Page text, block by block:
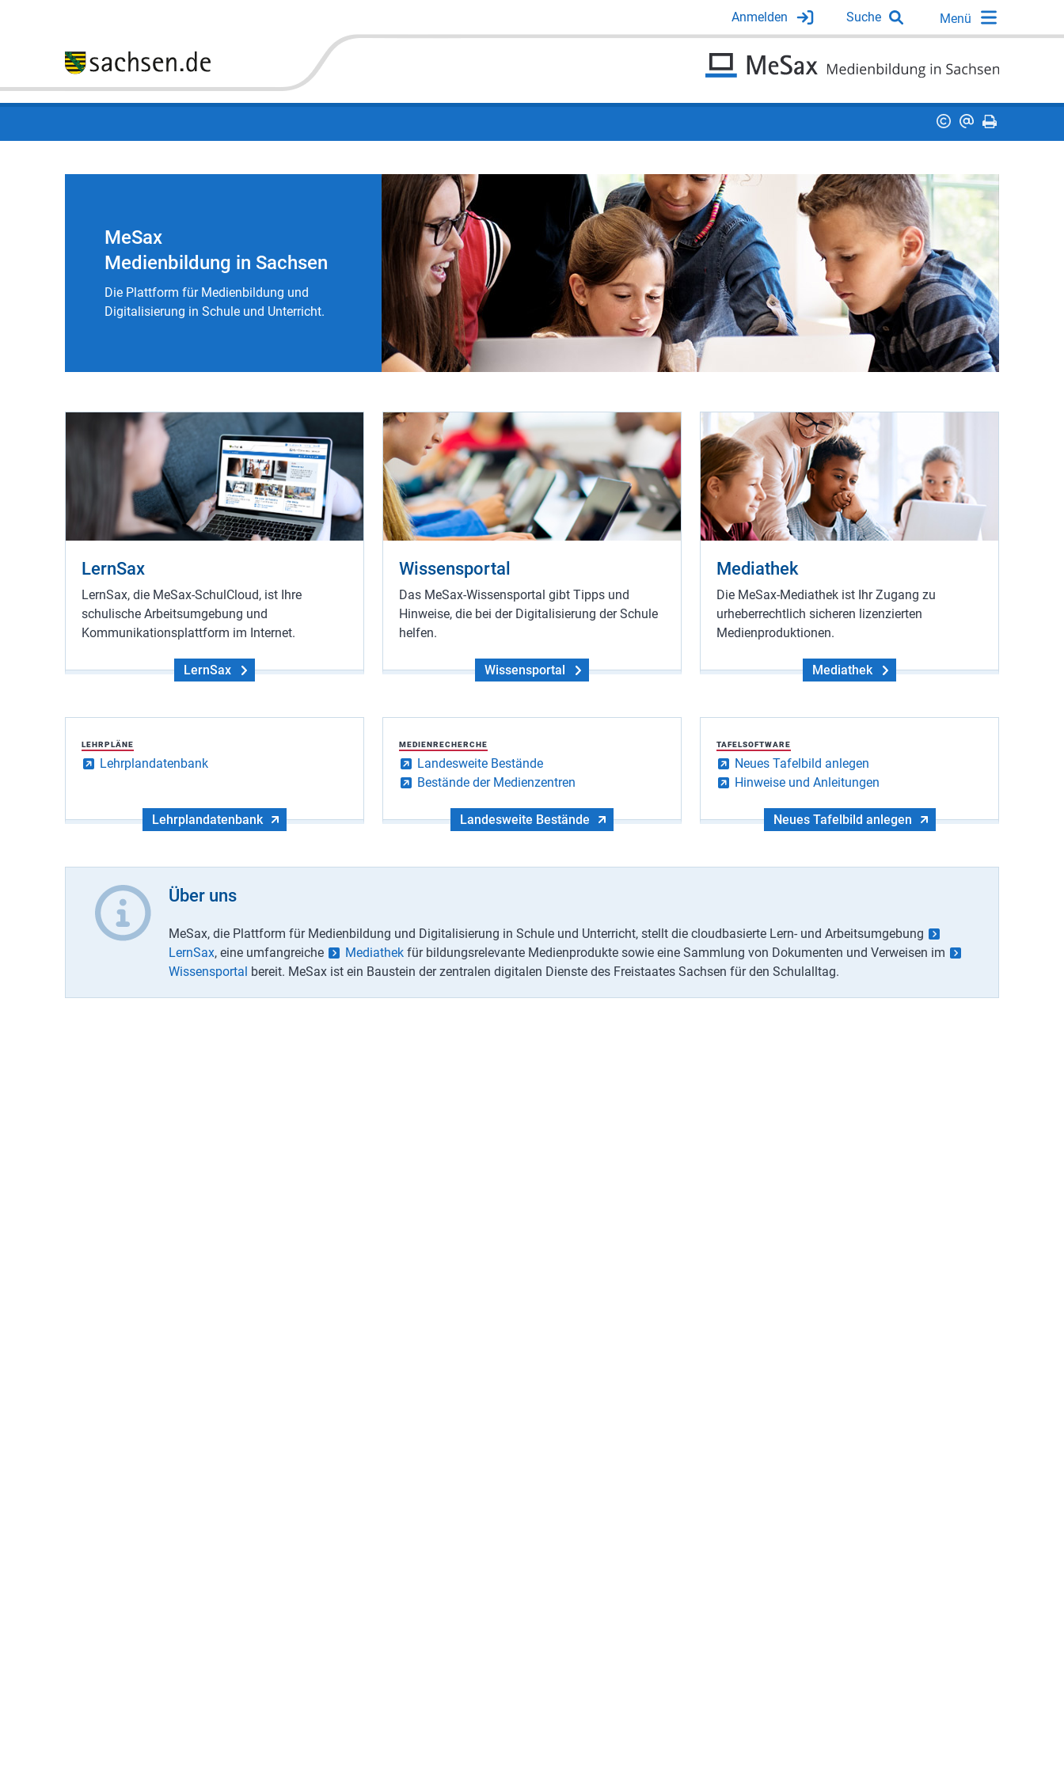
Anmelden Suche
MeSax
Medienbildung in Sachsen
Die Plattform für Medienbildung und
Digitalisierung in Schule und Unterricht.
LernSax
LernSax, die MeSax-SchulCloud, ist Ihre
schulische Arbeitsumgebung und
Kommunikationsplattform im Internet.
LernSax
Wissensportal
Das MeSax-Wissensportal gibt Tipps und
Hinweise, die bei der Digitalisierung der Schule
helfen.
Wissensportal
Mediathek
Die MeSax-Mediathek ist Ihr Zugang zu
urheberrechtlich sicheren lizenzierten
Medienproduktionen.
Mediathek
LEHRPLÄNE
Lehrplandatenbank
Lehrplandatenbank
MEDIENRECHERCHE
Landesweite Bestände
Bestände der Medienzentren
Landesweite Bestände
TAFELSOFTWARE
Neues Tafelbild anlegen
Hinweise und Anleitungen
Neues Tafelbild anlegen
Über uns
MeSax, die Plattform für Medienbildung und Digitalisierung in Schule und Unterricht, stellt die cloudbasierte Lern- und Arbeitsumgebung
LernSax, eine umfangreiche Mediathek für bildungsrelevante Medienprodukte sowie eine Sammlung von Dokumenten und Verweisen im
Wissensportal bereit. MeSax ist ein Baustein der zentralen digitalen Dienste des Freistaates Sachsen für den Schulalltag.